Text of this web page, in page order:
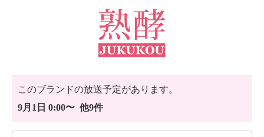
このブランドの放送予定があります。
9月1日 0:00〜 他9件